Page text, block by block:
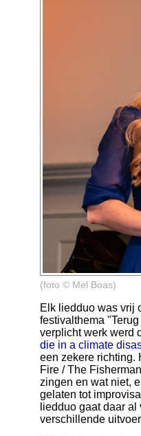
(foto © Mel Boas)
Elk liedduo was vrij
festivalthema
verplicht werk werd
die in a climate
een zekere richting.
Fire / The
zingen en wat niet,
gelaten tot
liedduo gaat daar
verschillende